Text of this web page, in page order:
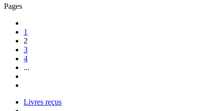
Pages
1
2
3
4
...
Livres reçus